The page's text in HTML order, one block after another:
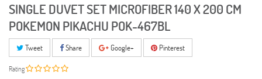
SINGLE DUVET SET MICROFIBER 140 X 200 CM
POKEMON PIKACHU POK-467BL
Tweet Share Google+ Pinterest
Rating